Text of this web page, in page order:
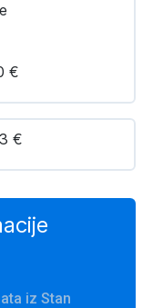
€
€
iz Stan